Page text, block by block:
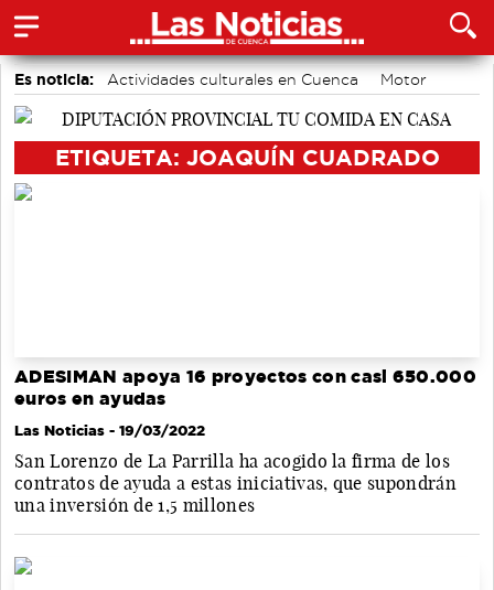
Es noticia: Actividades culturales en Cuenca
Motor
accidentes laborales
ETIQUETA: JOAQUÍN CUADRADO
ADESIMAN apoya 16 proyectos con casi 650.000
euros en ayudas
Las Noticias - 19/03/2022
San Lorenzo de La Parrilla ha acogido la firma de los
contratos de ayuda a estas iniciativas, que supondrán
una inversión de 1,5 millones